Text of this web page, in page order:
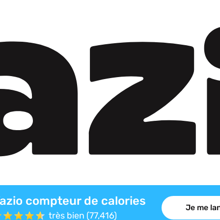
compteur de calories
très bien (77,416)
Je me